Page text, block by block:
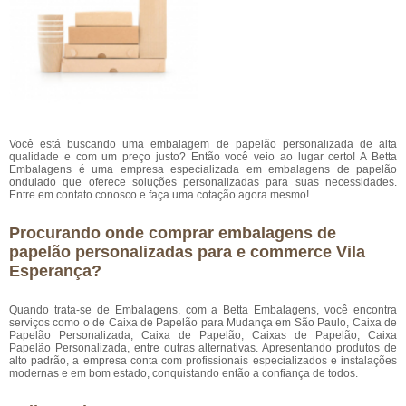
Você está buscando uma embalagem de papelão personalizada de alta
qualidade e com um preço justo? Então você veio ao lugar certo! A Betta
Embalagens é uma empresa especializada em embalagens de papelão
ondulado que oferece soluções personalizadas para suas necessidades.
Entre em contato conosco e faça uma cotação agora mesmo!
Procurando onde comprar embalagens de
papelão personalizadas para e commerce Vila
Esperança?
Quando trata-se de Embalagens, com a Betta Embalagens, você encontra
serviços como o de Caixa de Papelão para Mudança em São Paulo, Caixa de
Papelão Personalizada, Caixa de Papelão, Caixas de Papelão, Caixa
Papelão Personalizada, entre outras alternativas. Apresentando produtos de
alto padrão, a empresa conta com profissionais especializados e instalações
modernas e em bom estado, conquistando então a confiança de todos.